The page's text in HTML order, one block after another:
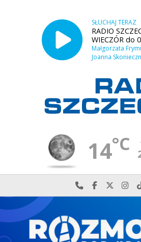
SŁUCHAJ TERAZ
RADIO
WIECZÓR do
Małgorzata
Joanna
14°C
Najlepiej po
Odwiedź